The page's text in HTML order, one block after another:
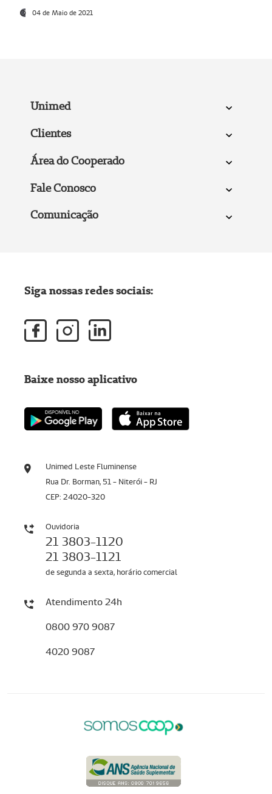
04 de Maio de 2021
Unimed
Clientes
Área do Cooperado
Fale Conosco
Comunicação
Unimed Leste Fluminense
Rua Dr. Borman, 51 - Niterói - RJ
CEP: 24020-320
Ouvidoria
21 3803-1120
21 3803-1121
de segunda a sexta, horário comercial
Atendimento 24h
0800 970 9087
4020 9087
Siga nossas redes sociais:
Baixe nosso aplicativo